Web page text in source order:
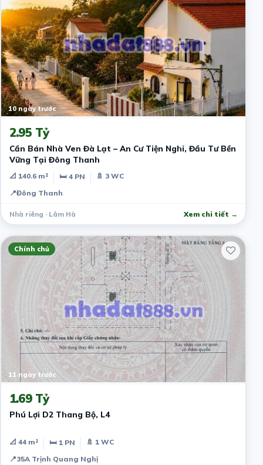
10 ngày trước
2.95 Tỷ
Cần Bán Nhà Ven Đà Lạt – An Cư Tiện Nghi, Đầu Tư Bền
Vững Tại Đông Thanh
📐 140.6 m² 🛏 4 PN
🚿 3 WC
📍Đông Thanh
Nhà riêng · Lâm Hà Xem chi tiết →
Chính chủ
11 ngày trước
1.69 Tỷ
Phú Lợi D2 Thang Bộ, L4
📐 44 m² 🛏 1 PN
🚿 1 WC
📍35A Trịnh Quang Nghị